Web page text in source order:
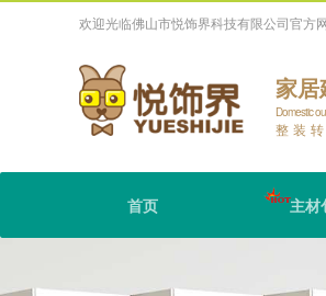
欢迎光临佛山市悦饰界科技有限公司官方
家居
Domestic
整装
首页 主材